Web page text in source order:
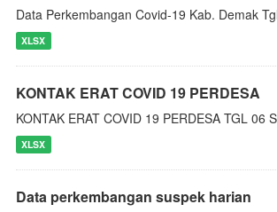
Data Perkembangan Covid-19 Kab. Demak
XLSX
KONTAK ERAT COVID 19 PERDESA
KONTAK ERAT COVID 19 PERDESA TGL 06
XLSX
Data perkembangan suspek harian